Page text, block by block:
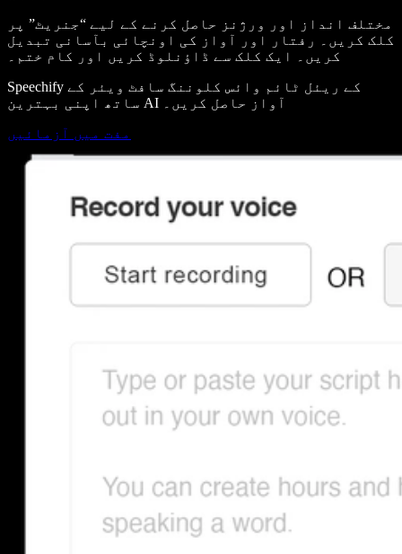
مختلف انداز اور ورژنز حاصل کرنے کے لیے “جنریٹ” پر
کلک کریں۔ رفتار اور آواز کی اونچائی بآسانی تبدیل
کریں۔ ایک کلک سے ڈاؤنلوڈ کریں اور کام ختم۔
Speechify کے ریئل ٹائم وائس کلوننگ سافٹ ویئر کے
ساتھ اپنی بہترین AI آواز حاصل کریں۔
مفت میں آزمائیں